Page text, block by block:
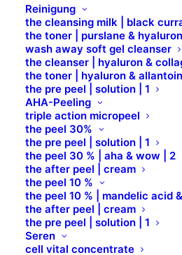
Reinigung
the cleansing milk | black
the toner | purslane & hyaluron
wash away soft gel cleanser
the cleanser | hyaluron &
the toner | hyaluron & allantoin
the pre peel | solution | 1
AHA-Peeling
triple action micropeel
the peel 30%
the pre peel | solution | 1
the peel 30 % | aha & wow | 2
the after peel | cream
the peel 10 %
the peel 10 % | mandelic acid
the after peel | cream
the pre peel | solution | 1
Seren
cell vital concentrate
TINTING
LAMINATION